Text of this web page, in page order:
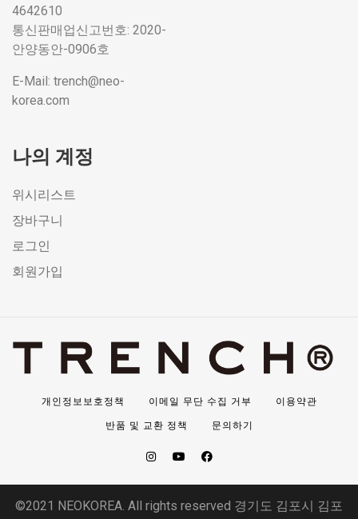
4642610
통신판매업신고번호: 2020-
안양동안-0906호
E-Mail: trench@neo-
korea.com
나의 계정
위시리스트
장바구니
로그인
회원가입
개인정보보호정책 이메일 무단 수집 거부 이용약관
반품 및 교환 정책 문의하기
©2021 NEOKOREA. All rights reserved 경기도 김포시 김포